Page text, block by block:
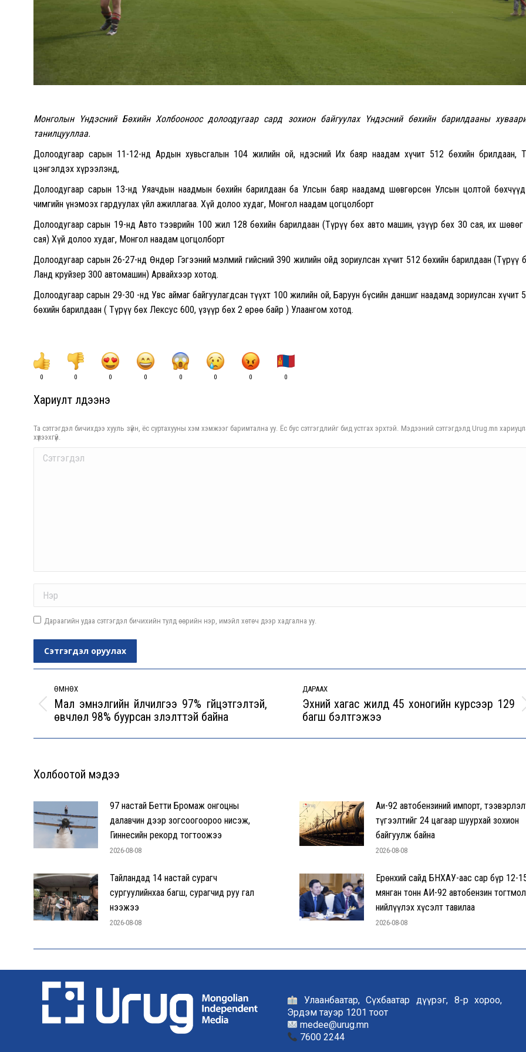
Монголын Үндэсний Бөхийн Холбооноос долоодугаар сард зохион байгуулах Үндэсний бөхийн барилдааны
танилцууллаа.
Долоодугаар сарын 11-12-нд Ардын хувьсгалын 104 жилийн ой, Үндэсний Их баяр наадам хүчит 512 бөхийн брилдаан,
цэнгэлдэх хүрээлэнд,
Долоодугаар сарын 13-нд Уяачдын наадмын бөхийн барилдаан ба Улсын баяр наадамд шөвгөрсөн Улсын цолтой
чимгийн үнэмоэх гардуулах үйл ажиллагаа. Хүй долоо худаг, Монгол наадам цогцолборт
Долоодугаар сарын 19-нд Авто тээврийн 100 жил 128 бөхийн барилдаан (Түрүү бөх авто машин, үзүүр бөх 30 сая, их шөвөг
сая) Хүй долоо худаг, Монгол наадам цогцолборт
Долоодугаар сарын 26-27-нд Өндөр Гэгээний мэлмий гийсний 390 жилийн ойд зориулсан хүчит 512 бөхийн барилдаан (Түрүү
Ланд круйзер 300 автомашин) Арвайхээр хотод.
Долоодугаар сарын 29-30 -нд Увс аймаг байгуулагдсан түүхт 100 жилийн ой, Баруун бүсийн даншиг наадамд зориулсан хүчит
бөхийн барилдаан ( Түрүү бөх Лексус 600, үзүүр бөх 2 өрөө байр ) Улаангом хотод.
0 0 0 0 0 0 0 0
Хариулт үлдээнэ үү
Та сэтгэгдэл бичихдээ хууль зүйн, ёс суртахууны хэм хэмжээг баримтална уу. Ёс бус сэтгэгдлийг бид устгах эрхтэй. Мэдээний сэтгэгдэлд Urug.mn
хүлээхгүй.
Comment
Дараагийн удаа сэтгэгдэл бичихийн тулд өөрийн нэр, имэйл хөтөч дээр хадгална уу.
Сэтгэгдэл оруулах
navigation
ӨМНӨХ
Previous
Мал эмнэлгийн үйлчилгээ 97% гүйцэтгэлтэй,
өвчлөл 98% буурсан үзүүлэлттэй байна
ДАРААХ
Next
Эхний хагас жилд 45 хоногийн курсээр 129
багш бэлтгэжээ
Холбоотой мэдээ
97 настай Бетти Бромаж онгоцны
далавчин дээр зогсоогоороо нисэж,
Гиннесийн рекорд тогтоожээ
2026-08-08
Аи-92 автобензиний импорт,
түгээлтийг 24 цагаар шуурхай зохион
байгуулж байна
2026-08-08
Тайландад 14 настай сурагч
сургуулийнхаа багш, сурагчид руу гал
нээжээ
2026-08-08
Ерөнхий сайд БНХАУ-аас сар бүр 12-
мянган тонн АИ-92 автобензин тогтмол
нийлүүлэх хүсэлт тавилаа
2026-08-08
Улаанбаатар, Сүхбаатар дүүрэг, 8-р хороо,
Эрдэм тауэр 1201 тоот
medee@urug.mn
7600 2244